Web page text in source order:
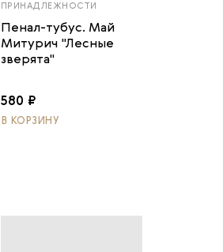
ПРИНАДЛЕЖНОСТИ
Пенал-тубус. Май
Митурич "Лесные
зверята"
580 ₽
В КОРЗИНУ